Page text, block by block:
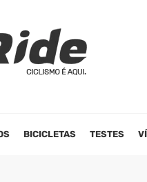
BICICLETAS TESTES